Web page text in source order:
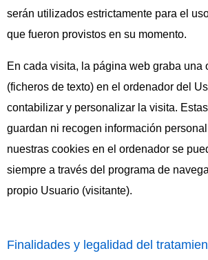
serán utilizados estrictamente para el
que fueron provistos en su momento.
En cada visita, la página web graba una
(ficheros de texto) en el ordenador del
contabilizar y personalizar la visita.
guardan ni recogen información
nuestras cookies en el ordenador se
siempre a través del programa de
propio Usuario (visitante).
Finalidades y legalidad del